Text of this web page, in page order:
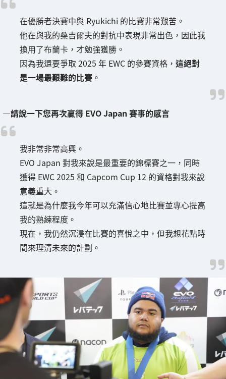
在優勝者決賽中與 Ryukichi 的比賽非常艱苦。
他在與我的桑吉爾夫的對抗中表現非常出色，因此我
換用了布蘭卡，才勉強獲勝。
因為我還要爭取 2025 年 EWC 的參賽資格， 這絕對
是一場最艱難的比賽 。
―請說一下您再次贏得 EVO Japan 賽事的感言
我非常非常高興。
EVO Japan 對我來說是最重要的錦標賽之一，同時
獲得 EWC 2025 和 Capcom Cup 12 的資格對我來說
意義重大。
這就是為什麼我今年可以充滿信心地比賽並專心提高
我的熟練程度。
現在，我仍然沉浸在比賽的喜悅之中，但我想花點時
間來理清未來的計劃。